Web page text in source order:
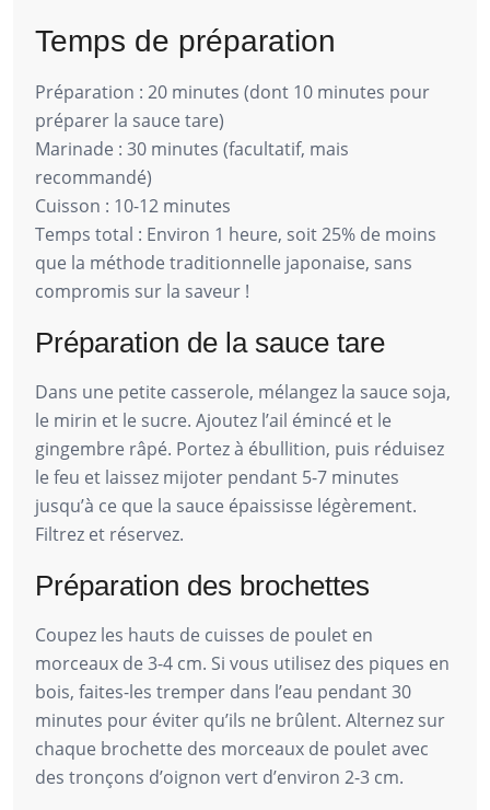
Temps de préparation
Préparation : 20 minutes (dont 10 minutes pour
préparer la sauce tare)
Marinade : 30 minutes (facultatif, mais
recommandé)
Cuisson : 10-12 minutes
Temps total : Environ 1 heure, soit 25% de moins
que la méthode traditionnelle japonaise, sans
compromis sur la saveur !
Préparation de la sauce tare
Dans une petite casserole, mélangez la sauce soja,
le mirin et le sucre. Ajoutez l’ail émincé et le
gingembre râpé. Portez à ébullition, puis réduisez
le feu et laissez mijoter pendant 5-7 minutes
jusqu’à ce que la sauce épaississe légèrement.
Filtrez et réservez.
Préparation des brochettes
Coupez les hauts de cuisses de poulet en
morceaux de 3-4 cm. Si vous utilisez des piques en
bois, faites-les tremper dans l’eau pendant 30
minutes pour éviter qu’ils ne brûlent. Alternez sur
chaque brochette des morceaux de poulet avec
des tronçons d’oignon vert d’environ 2-3 cm.